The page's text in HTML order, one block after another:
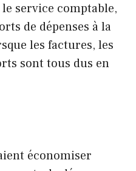
service comptable,
de dépenses à la
les factures, les
sont tous dus en
économiser